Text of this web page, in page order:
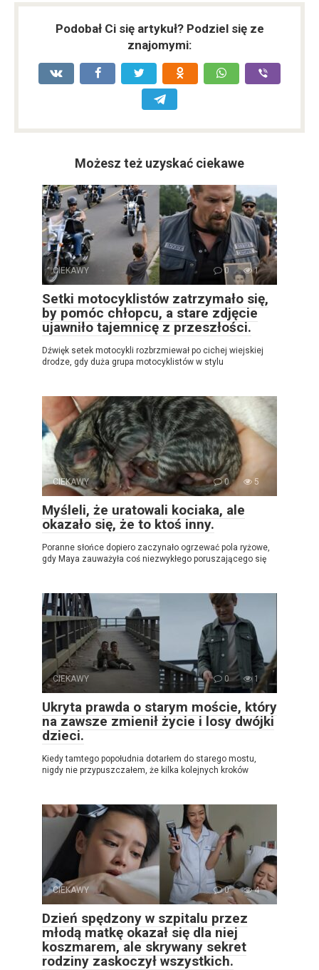
Podobał Ci się artykuł? Podziel się ze
znajomymi:
Możesz też uzyskać ciekawe
CIEKAWY 0 1
Setki motocyklistów zatrzymało się,
by pomóc chłopcu, a stare zdjęcie
ujawniło tajemnicę z przeszłości.
Dźwięk setek motocykli rozbrzmiewał po cichej wiejskiej
drodze, gdy duża grupa motocyklistów w stylu
CIEKAWY 0 5
Myśleli, że uratowali kociaka, ale
okazało się, że to ktoś inny.
Poranne słońce dopiero zaczynało ogrzewać pola ryżowe,
gdy Maya zauważyła coś niezwykłego poruszającego się
CIEKAWY 0 1
Ukryta prawda o starym moście, który
na zawsze zmienił życie i losy dwójki
dzieci.
Kiedy tamtego popołudnia dotarłem do starego mostu,
nigdy nie przypuszczałem, że kilka kolejnych kroków
CIEKAWY 0 4
Dzień spędzony w szpitalu przez
młodą matkę okazał się dla niej
koszmarem, ale skrywany sekret
rodziny zaskoczył wszystkich.